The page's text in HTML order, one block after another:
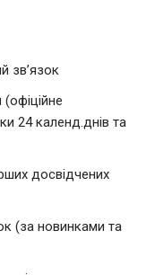
зв’язок
24 календ.днів та
досвідчених
(за новинками та